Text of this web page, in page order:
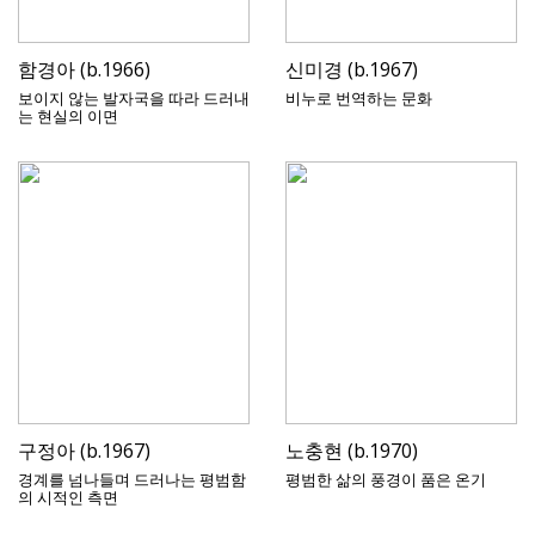
함경아 (b.1966)
보이지 않는 발자국을 따라 드러내
는 현실의 이면
신미경 (b.1967)
비누로 번역하는 문화
구정아 (b.1967)
경계를 넘나들며 드러나는 평범함
의 시적인 측면
노충현 (b.1970)
평범한 삶의 풍경이 품은 온기